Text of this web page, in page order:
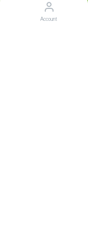
Account